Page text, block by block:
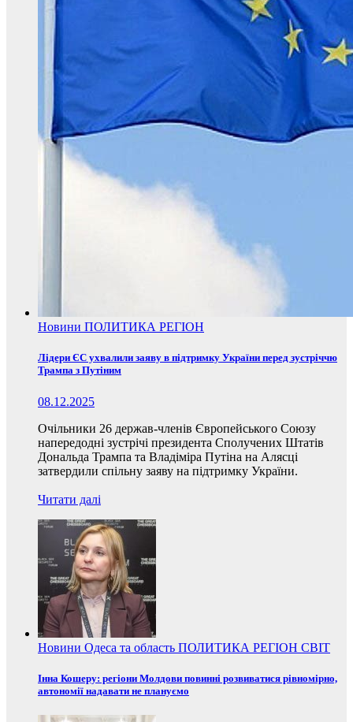
Новини ПОЛИТИКА РЕГІОН
Лідери ЄС ухвалили заяву в підтримку України перед зустріччю
Трампа з Путіним
08.12.2025
Очільники 26 держав-членів Європейського Союзу
напередодні зустрічі президента Сполучених Штатів
Дональда Трампа та Владіміра Путіна на Алясці
затвердили спільну заяву на підтримку України.
Читати далі
Новини Одеса та область ПОЛИТИКА РЕГІОН СВІТ
Інна Кошеру: регіони Молдови повинні розвиватися рівномірно,
автономії надавати не плануємо